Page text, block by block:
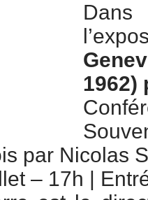
1962)
par Nicolas
– 17h |